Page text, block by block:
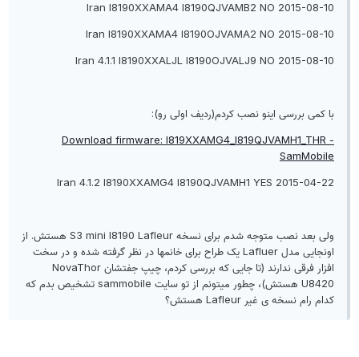
2015-08-10 Iran I8190XXAMA4 I8190QJVAMB2 NO
2015-08-10 Iran I8190XXAMA4 I8190OJVAMA2 NO
2015-08-10 Iran 4.1.1 I8190XXALJL I8190OJVALJ9 NO
با کمی بررسی اینو نصب کردم(ردیف اولی رو):
Download firmware: I819XXAMG4_I819QJVAMH1_THR -
SamMobile
2015-04-22 Iran 4.1.2 I8190XXAMG4 I8190QJVAMH1 YES
ولی بعد نصب متوجه شدم برای نسخه S3 mini I8190 Lafleur هستش. از
اونجایی مدل Lafluer یک طراح برای خانمها در نظر گرفته شده و در سخت
افزار فرقی ندارند (تا جایی که بررسی کردم، چیپ جفتشان NovaThor
U8420 هستش)، چطور میتونم از تو سایت sammobile تشخیص بدم که
کدام رام نسخه ی غیر Lafleur هستش؟